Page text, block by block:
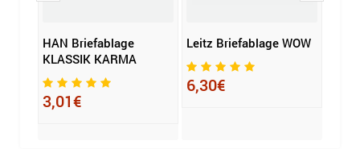
HAN Briefablage
KLASSIK KARMA
3,01€
Leitz Briefablage WOW
6,30€